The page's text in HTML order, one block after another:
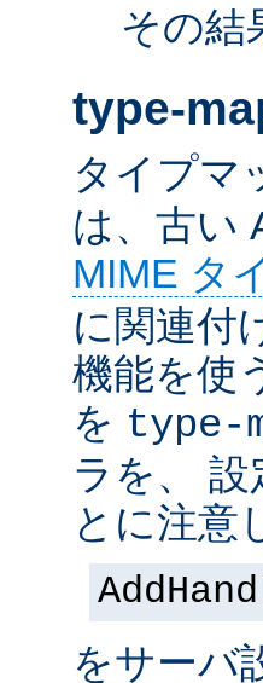
その結
type-
タイプマ
は、古い
MIME タ
に関連付
機能を使
を type-
ラを、
とに注意
をサーバ